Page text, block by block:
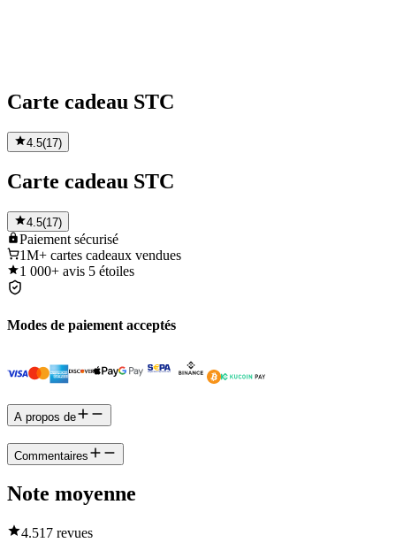
Carte cadeau STC
4.5(17)
Carte cadeau STC
4.5(17)
Paiement sécurisé
1M+ cartes cadeaux vendues
1 000+ avis 5 étoiles
Modes de paiement acceptés
A propos de
Commentaires
Note moyenne
4.517 revues